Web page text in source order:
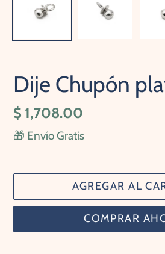
Dije Chupón
Precio
habitual
$ 1,708.00
🎁 Envío Gratis
AGREGAR AL
COMPRAR